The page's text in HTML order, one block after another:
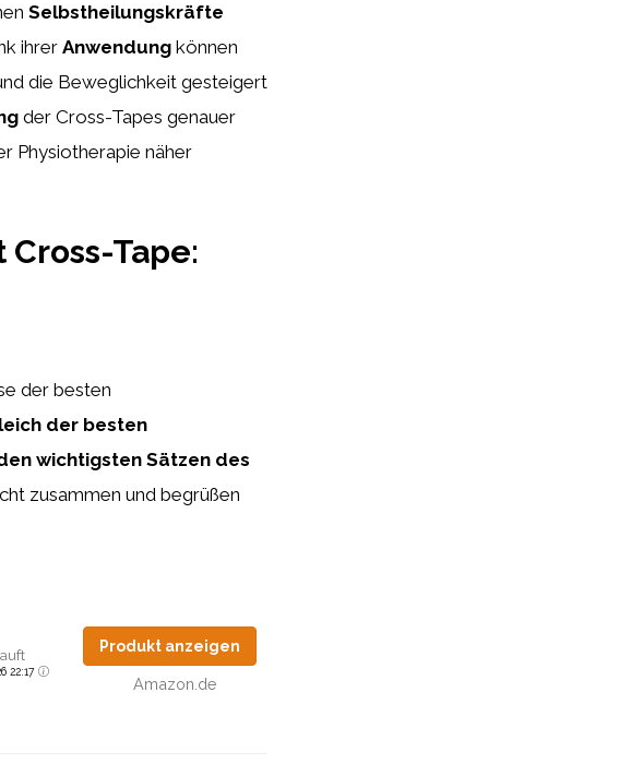
Selbstheilungskräfte
ihrer Anwendung können
die Beweglichkeit gesteigert
der Cross-Tapes genauer
Physiotherapie näher
Tape:
der besten
der besten
wichtigsten Sätzen des
zusammen und begrüßen
22:17
Produkt anzeigen
Amazon.de